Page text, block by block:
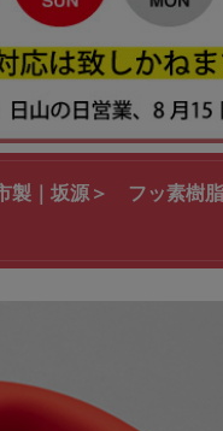
｜坂源＞ フッ素樹